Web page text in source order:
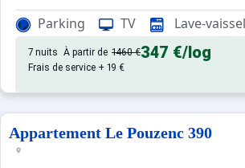
Appartement de particulier :Confortable
Parking TV Lave-
7 nuits À partir de 1460 €347 €/log
Frais de service + 19 €
Appartement Le Pouzenc 390